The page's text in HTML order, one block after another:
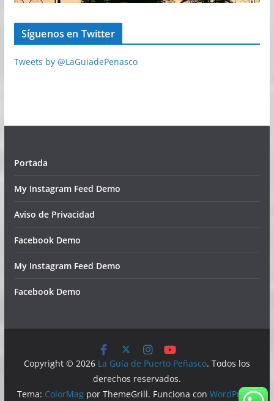
Síguenos en Twitter
Tweets by @LaGuiadePenasco
Portada
My Instagram Feed Demo
Aviso de Privacidad
Facebook Demo
My Instagram Feed Demo
Facebook Demo
Copyright © 2026 La Guía de Puerto Peñasco. Todos los
derechos reservados.
Tema: ColorMag por ThemeGrill. Funciona conWordPress.